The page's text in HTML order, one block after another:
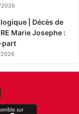
| Décès de
Marie Josephe :
part